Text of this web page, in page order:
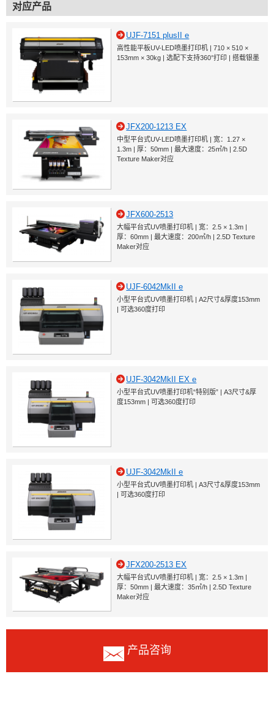
对应产品
UJF-7151 plusII e
高性能平板UV-LED喷墨打印机 | 710 × 510 ×
153mm × 30kg | 选配下支持360°打印 | 搭载银墨
JFX200-1213 EX
中型平台式UV-LED喷墨打印机 | 宽：1.27 ×
1.3m | 厚：50mm | 最大速度：25㎡/h | 2.5D
Texture Maker对应
JFX600-2513
大幅平台式UV喷墨打印机 | 宽：2.5 × 1.3m |
厚：60mm | 最大速度：200㎡/h | 2.5D Texture
Maker对应
UJF-6042MkII e
小型平台式UV喷墨打印机 | A2尺寸&厚度153mm
| 可选360度打印
UJF-3042MkII EX e
小型平台式UV喷墨打印机“特别版” | A3尺寸&厚
度153mm | 可选360度打印
UJF-3042MkII e
小型平台式UV喷墨打印机 | A3尺寸&厚度153mm
| 可选360度打印
JFX200-2513 EX
大幅平台式UV喷墨打印机 | 宽：2.5 × 1.3m |
厚：50mm | 最大速度：35㎡/h | 2.5D Texture
Maker对应
产品咨询